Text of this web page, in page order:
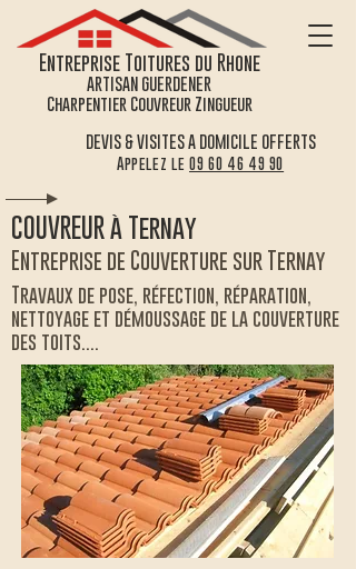
Entreprise Toitures du Rhone
ARTISAN GUERDENER
Charpentier Couvreur Zingueur
DEVIS & VISITES A DOMICILE OFFERTS
Appelez le09 60 46 49 90
COUVREUR à Ternay
Entreprise de Couverture sur Ternay
Travaux de pose, réfection, réparation,
nettoyage et démoussage de la couverture
des toits....